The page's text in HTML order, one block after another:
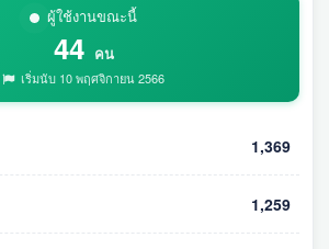
ผู้ใช้งานขณะนี้
44 คน
เริ่มนับ 10 พฤศจิกายน 2566
1,369
1,259